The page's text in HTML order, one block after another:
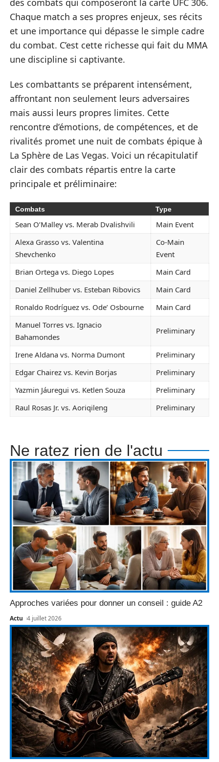
Chaque match a ses propres enjeux, ses récits
et une importance qui dépasse le simple cadre
du combat. C’est cette richesse qui fait du MMA
une discipline si captivante.
Les combattants se préparent intensément,
affrontant non seulement leurs adversaires
mais aussi leurs propres limites. Cette
rencontre d’émotions, de compétences, et de
rivalités promet une nuit de combats épique à
La Sphère de Las Vegas. Voici un récapitulatif
clair des combats répartis entre la carte
principale et préliminaire:
Combats Type
Sean O’Malley vs. Merab Dvalishvili
Main Event
Alexa Grasso vs. Valentina
Shevchenko
Co-Main
Event
Brian Ortega vs. Diego Lopes
Main Card
Daniel Zellhuber vs. Esteban Ribovics
Main Card
Ronaldo Rodríguez vs. Ode’ Osbourne
Main Card
Manuel Torres vs. Ignacio
Bahamondes
Preliminary
Irene Aldana vs. Norma Dumont
Preliminary
Edgar Chairez vs. Kevin Borjas
Preliminary
Yazmin Jáuregui vs. Ketlen Souza
Preliminary
Raul Rosas Jr. vs. Aoriqileng
Preliminary
Ne ratez rien de l'actu
Approches variées pour donner un conseil : guide A2
Actu 4 juillet 2026